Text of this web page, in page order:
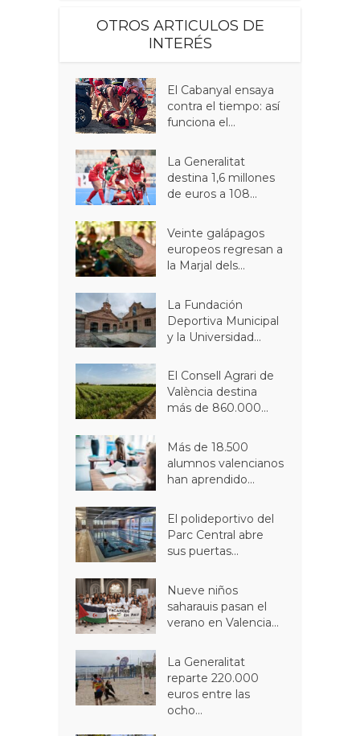
OTROS ARTICULOS DE
INTERÉS
El Cabanyal ensaya
contra el tiempo: así
funciona el...
La Generalitat
destina 1,6 millones
de euros a 108...
Veinte galápagos
europeos regresan a
la Marjal dels...
La Fundación
Deportiva Municipal
y la Universidad...
El Consell Agrari de
València destina
más de 860.000...
Más de 18.500
alumnos valencianos
han aprendido...
El polideportivo del
Parc Central abre
sus puertas...
Nueve niños
saharauis pasan el
verano en Valencia...
La Generalitat
reparte 220.000
euros entre las
ocho...